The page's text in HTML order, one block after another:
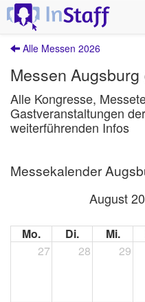
Alle Messen 2026
Messen
Alle Kongresse,
Gastveranstaltungen
weiterführenden Infos
Messekalender
August
Mo. Di. Mi.
27
28 29